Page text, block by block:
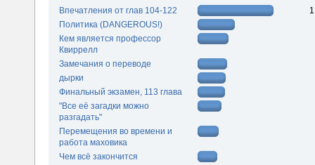
Впечатления от глав 104-122
Политика (DANGEROUS!)
Кем является профессор
Квиррелл
Замечания о переводе
дырки
Финальный экзамен, 113 глава
"Все её загадки можно
разгадать"
Перемещения во времени и
работа маховика
Чем всё закончится